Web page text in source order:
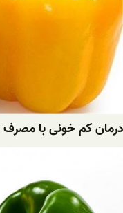
درمان کم خونی با مصرف